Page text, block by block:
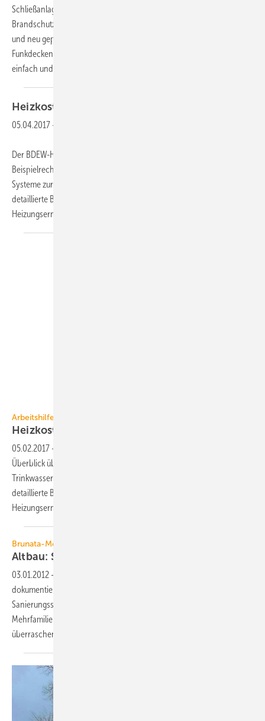
Schließanlagen verzichten. Dazu kommen strengere gesetzliche
Brandschutz-Vorschriften. Die lassen sich an bereits vorhandenen
und neu geplanten Feststellanlagen mit der Funkerweiterung und den
Funkdeckenrauchmeldern des Wireless Kit FA GC 170 von GEZE
einfach und kabellos
Heizkostenvergleich
05.04.2017 -
Der BDEW-Heizkostenvergleich Altbau 2017 bietet anhand von
Beispielrechnungen einen Überblick über die Kosten verschiedener
Systeme zur Beheizung und Trinkwassererwärmung. Er enthält
detaillierte Berechnungen aller Kostenbestandteile der
Heizungserneuerung. Es werden nahezu alle gängigen,
Arbeitshilfe
Heizkostenvergleich Altbau
05.02.2017 -
Überblick über die Kosten verschiedener Systeme zur Beheizung und
Trinkwassererwärmung im Rahmen von Modernisierungen. Er enthält
detaillierte Berechnungen aller Kostenbestandteile der
Heizungserneuerung.
Brunata-Metrona-Gruppe
Altbau: Sanierungsbeitrag wird
03.01.2012 -
dokumentiert die Brunata-Metrona-Gruppe nach Baujahr und
Sanierungsstatus differenziert den gemessenen Energieaufwand von
Mehrfamilienhäusern. Ältere Gebäude schneiden dabei
überraschend gut